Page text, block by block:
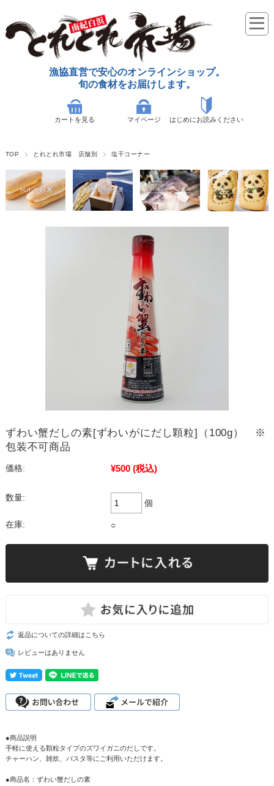
漁協直営で安心のオンラインショップ。
旬の食材をお届けします。
カートを見る マイページ はじめにお読みください
TOP とれとれ市場 店舗別 塩干コーナー
ずわい蟹だしの素[ずわいがにだし顆粒]（100g） ※
包装不可商品
価格: ¥500 (税込)
数量:
個
在庫: ○
返品についての詳細はこちら
レビューはありません
●商品説明
手軽に使える顆粒タイプのズワイガニのだしです。
チャーハン、雑炊、パスタ等にご利用いただけます。
●商品名：ずわい蟹だしの素